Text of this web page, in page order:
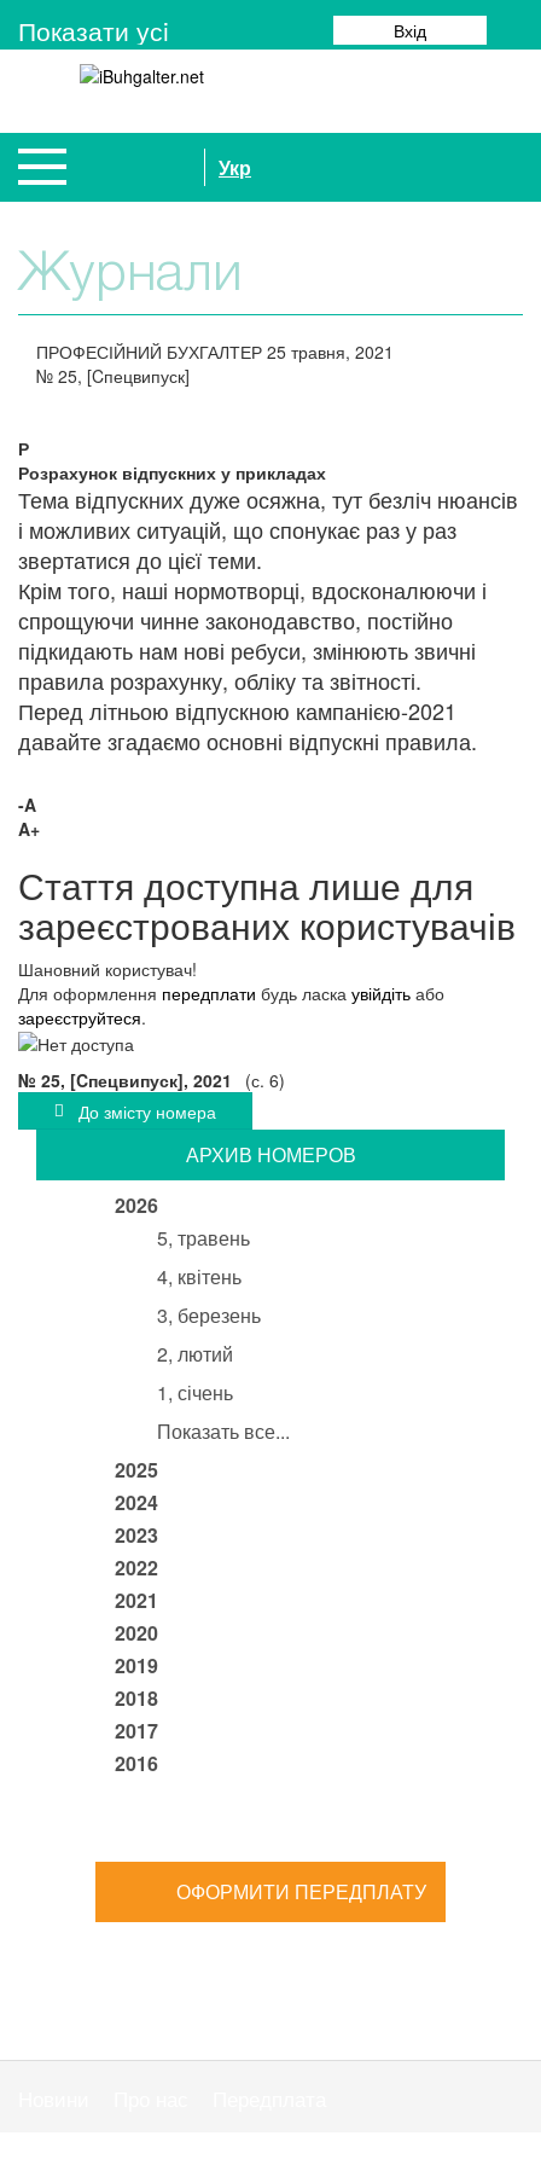
Показати усi Вхід
Укр
Журнали
ПРОФЕСІЙНИЙ БУХГАЛТЕР 25 травня, 2021
№ 25, [Cпецвипуск]
Р
Розрахунок відпускних у прикладах
Тема відпускних дуже осяжна, тут безліч нюансів
і можливих ситуацій, що спонукає раз у раз
звертатися до цієї теми.
Крім того, наші нормотворці, вдосконалюючи і
спрощуючи чинне законодавство, постійно
підкидають нам нові ребуси, змінюють звичні
правила розрахунку, обліку та звітності.
Перед літньою відпускною кампанією-2021
давайте згадаємо основні відпускні правила.
-A
A+
Стаття доступна лише для
зареєстрованих користувачів
Шановний користувач!
Для оформлення передплати будь ласка увійдіть або
зареєструйтеся.
№ 25, [Cпецвипуск], 2021
(с. 6)
До змісту номера
АРХИВ НОМЕРОВ
2026
5, травень
4, квітень
3, березень
2, лютий
1, січень
Показать все...
2025
2024
2023
2022
2021
2020
2019
2018
2017
2016
ОФОРМИТИ ПЕРЕДПЛАТУ